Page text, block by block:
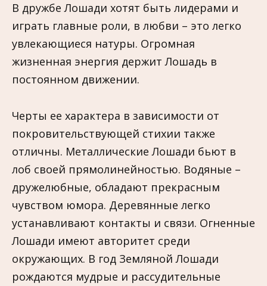
В дружбе Лошади хотят быть лидерами и
играть главные роли, в любви – это легко
увлекающиеся натуры. Огромная
жизненная энергия держит Лошадь в
постоянном движении.
Черты ее характера в зависимости от
покровительствующей стихии также
отличны. Металлические Лошади бьют в
лоб своей прямолинейностью. Водяные –
дружелюбные, обладают прекрасным
чувством юмора. Деревянные легко
устанавливают контакты и связи. Огненные
Лошади имеют авторитет среди
окружающих. В год Земляной Лошади
рождаются мудрые и рассудительные